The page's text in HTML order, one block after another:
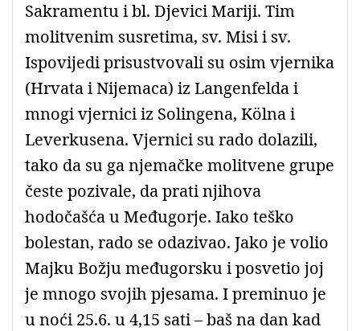
Sakramentu i bl. Djevici Mariji. Tim
molitvenim susretima, sv. Misi i sv.
Ispovijedi prisustvovali su osim vjernika
(Hrvata i Nijemaca) iz Langenfelda i
mnogi vjernici iz Solingena, Kölna i
Leverkusena. Vjernici su rado dolazili,
tako da su ga njemačke molitvene grupe
česte pozivale, da prati njihova
hodočašća u Međugorje. Iako teško
bolestan, rado se odazivao. Jako je volio
Majku Božju međugorsku i posvetio joj
je mnogo svojih pjesama. I preminuo je
u noći 25.6. u 4,15 sati – baš na dan kad